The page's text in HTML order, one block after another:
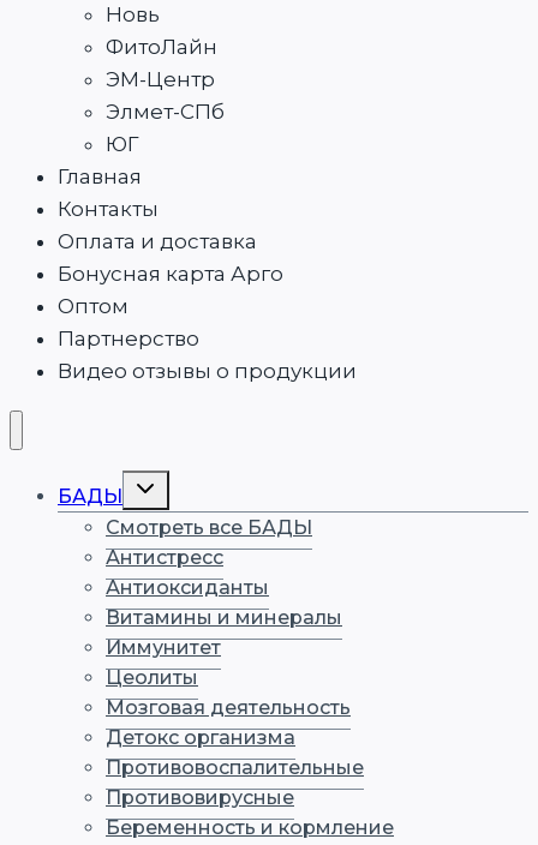
Новь
ФитоЛайн
ЭМ-Центр
Элмет-СПб
ЮГ
Главная
Контакты
Оплата и доставка
Бонусная карта Арго
Оптом
Партнерство
Видео отзывы о продукции
БАДЫ
Переключить
меню
Смотреть все БАДЫ
Антистресс
Антиоксиданты
Витамины и минералы
Иммунитет
Цеолиты
Мозговая деятельность
Детокс организма
Противовоспалительные
Противовирусные
Беременность и кормление